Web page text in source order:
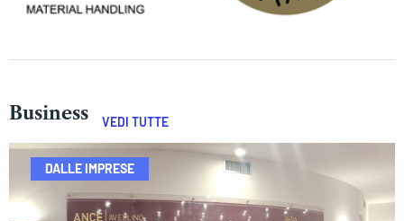
Business VEDI TUTTE
DALLE IMPRESE